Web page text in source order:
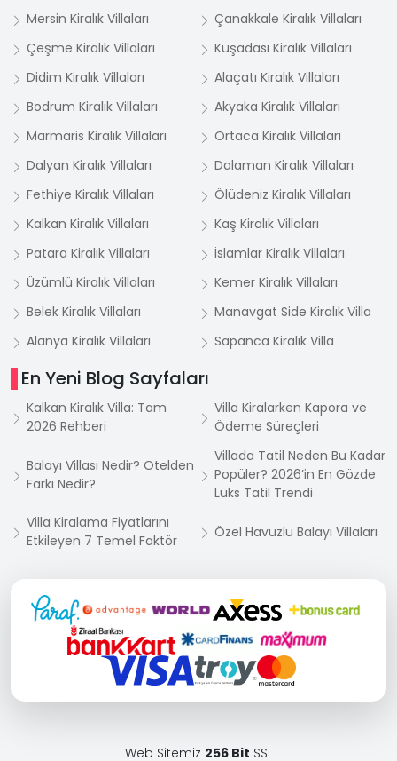
Mersin Kiralık Villaları
Çanakkale Kiralık Villaları
Çeşme Kiralık Villaları
Kuşadası Kiralık Villaları
Didim Kiralık Villaları
Alaçatı Kiralık Villaları
Bodrum Kiralık Villaları
Akyaka Kiralık Villaları
Marmaris Kiralık Villaları
Ortaca Kiralık Villaları
Dalyan Kiralık Villaları
Dalaman Kiralık Villaları
Fethiye Kiralık Villaları
Ölüdeniz Kiralık Villaları
Kalkan Kiralık Villaları
Kaş Kiralık Villaları
Patara Kiralık Villaları
İslamlar Kiralık Villaları
Üzümlü Kiralık Villaları
Kemer Kiralık Villaları
Belek Kiralık Villaları
Manavgat Side Kiralık Villa
Alanya Kiralık Villaları
Sapanca Kiralık Villa
En Yeni Blog Sayfaları
Kalkan Kiralık Villa: Tam
2026 Rehberi
Villa Kiralarken Kapora ve
Ödeme Süreçleri
Balayı Villası Nedir? Otelden
Farkı Nedir?
Villada Tatil Neden Bu Kadar
Popüler? 2026’in En Gözde
Lüks Tatil Trendi
Villa Kiralama Fiyatlarını
Etkileyen 7 Temel Faktör
Özel Havuzlu Balayı Villaları
Web Sitemiz 256 Bit SSL